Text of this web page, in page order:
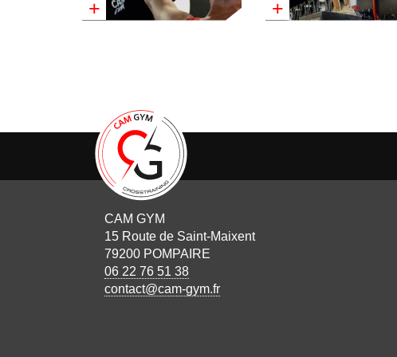
+ +
CAM GYM
15 Route de Saint-Maixent
79200 POMPAIRE
06 22 76 51 38
contact@cam-gym.fr